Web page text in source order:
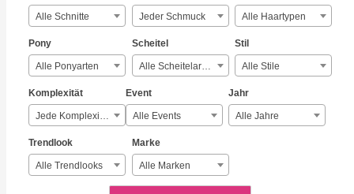
Alle Schnitte Jeder Schmuck Alle Haartypen
Pony
Alle Ponyarten
Scheitel
Alle Scheitelarten
Stil
Alle Stile
Komplexität
Jede Komplexität
Event
Alle Events
Jahr
Alle Jahre
Trendlook
Alle Trendlooks
Marke
Alle Marken